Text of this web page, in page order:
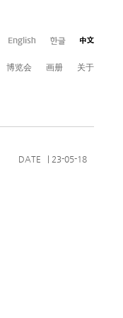
博览会 画册 关于
DATE | 23-05-18